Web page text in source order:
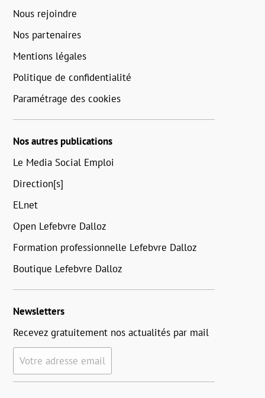
Nous rejoindre
Nos partenaires
Mentions légales
Politique de confidentialité
Paramétrage des cookies
Nos autres publications
Le Media Social Emploi
Direction[s]
ELnet
Open Lefebvre Dalloz
Formation professionnelle Lefebvre Dalloz
Boutique Lefebvre Dalloz
Newsletters
Recevez gratuitement nos actualités par mail
Votre adresse email